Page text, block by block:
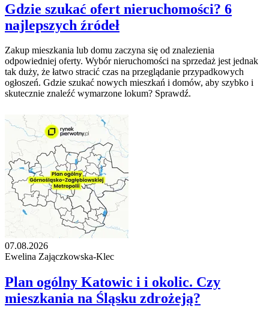
Gdzie szukać ofert nieruchomości? 6
najlepszych źródeł
Zakup mieszkania lub domu zaczyna się od znalezienia
odpowiedniej oferty. Wybór nieruchomości na sprzedaż jest jednak
tak duży, że łatwo stracić czas na przeglądanie przypadkowych
ogłoszeń. Gdzie szukać nowych mieszkań i domów, aby szybko i
skutecznie znaleźć wymarzone lokum? Sprawdź.
07.08.2026
Ewelina Zajączkowska-Klec
Plan ogólny Katowic i i okolic. Czy
mieszkania na Śląsku zdrożeją?